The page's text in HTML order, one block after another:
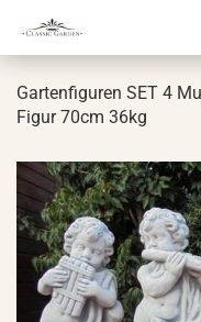
Gar­ten­fi­gu­ren SET 4
Figur 70cm 36kg